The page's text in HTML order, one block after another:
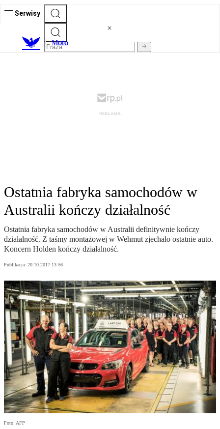
Serwisy
Moto
Ostatnia fabryka samochodów w
Australii kończy działalność
Ostatnia fabryka samochodów w Australii definitywnie kończy
działalność. Z taśmy montażowej w Wehmut zjechało ostatnie auto.
Koncern Holden kończy działalność.
Publikacja: 20.10.2017 13:56
Foto: AFP